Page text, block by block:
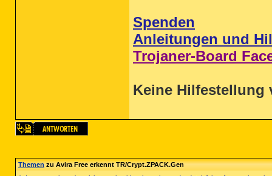
Spenden
Anleitungen und
Trojaner-Board
Keine Hilfestellung
Themenzu Avira Free erkennt TR/Crypt.ZPACK.Gen